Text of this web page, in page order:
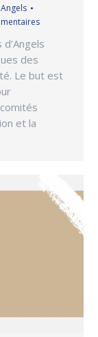
des
Le but est
et la